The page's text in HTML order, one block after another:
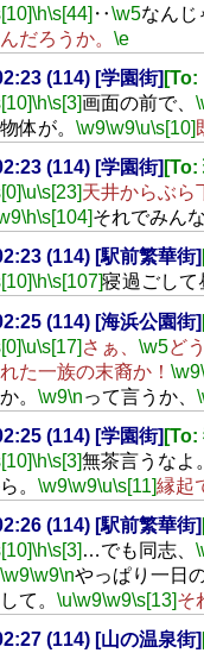
\h\s[44] ‥\w5なんじ
だろうか。 \e
(114) [学園街] [To:
\h\s[3]画面の前で、
体が。 \w9\w9\u\s[10]
(114) [学園街] [To:
\u\s[23]天井からぶら
\h\s[104]それでみん
(114) [駅前繁華街]
\h\s[107]寝過ごして
(114) [海浜公園街]
\u\s[17] さぁ、 \w5ど
た一族の末裔か！ \w9
。 \w9\nって言うか、
(114) [学園街] [To:
\h\s[3]無茶言うなよ。
。 \w9\w9\u\s[11]縁起
(114) [駅前繁華街]
\h\s[3] …でも同志、
\w9\w9\nやっぱり一日
て。 \u\w9\w9\s[13]そ
(114) [山の温泉街]